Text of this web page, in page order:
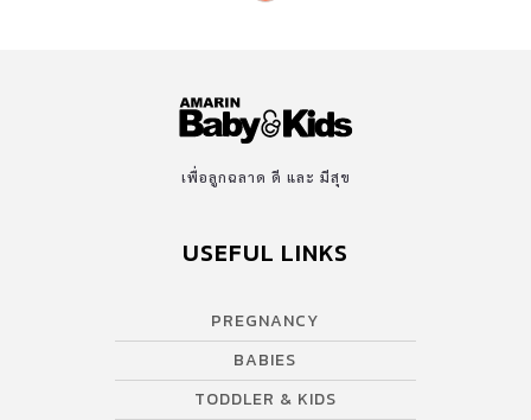
เพื่อลูกฉลาด ดี และ มีสุข
USEFUL LINKS
PREGNANCY
BABIES
TODDLER & KIDS